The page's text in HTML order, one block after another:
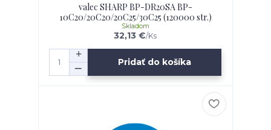
valec SHARP BP-DR20SA BP-
10C20/20C20/20C25/30C25 (120000 str.)
32,13 €/Ks
Skladom
Pridať do košíka